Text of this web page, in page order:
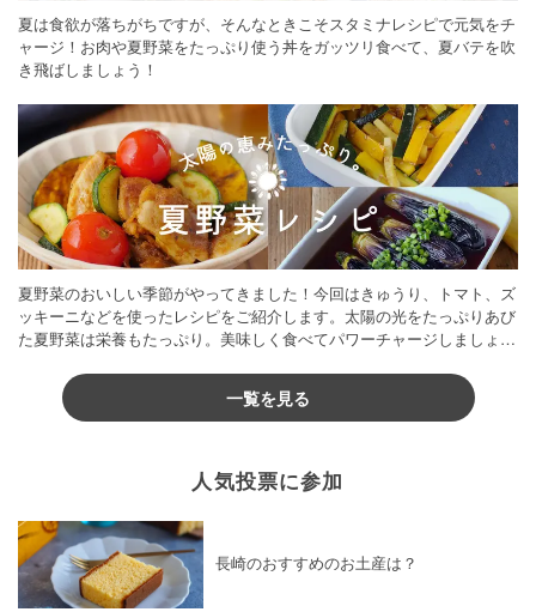
夏は食欲が落ちがちですが、そんなときこそスタミナレシピで元気をチ
ャージ！お肉や夏野菜をたっぷり使う丼をガッツリ食べて、夏バテを吹
き飛ばしましょう！
夏野菜のおいしい季節がやってきました！今回はきゅうり、トマト、ズ
ッキーニなどを使ったレシピをご紹介します。太陽の光をたっぷりあび
た夏野菜は栄養もたっぷり。美味しく食べてパワーチャージしましょう
一覧を見る
人気投票に参加
長崎のおすすめのお土産は？